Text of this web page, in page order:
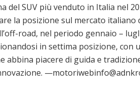
del SUV più venduto in Italia nel
la posizione sul mercato italiano
road, nel periodo gennaio –
in settima posizione, con
abbina piacere di guida e